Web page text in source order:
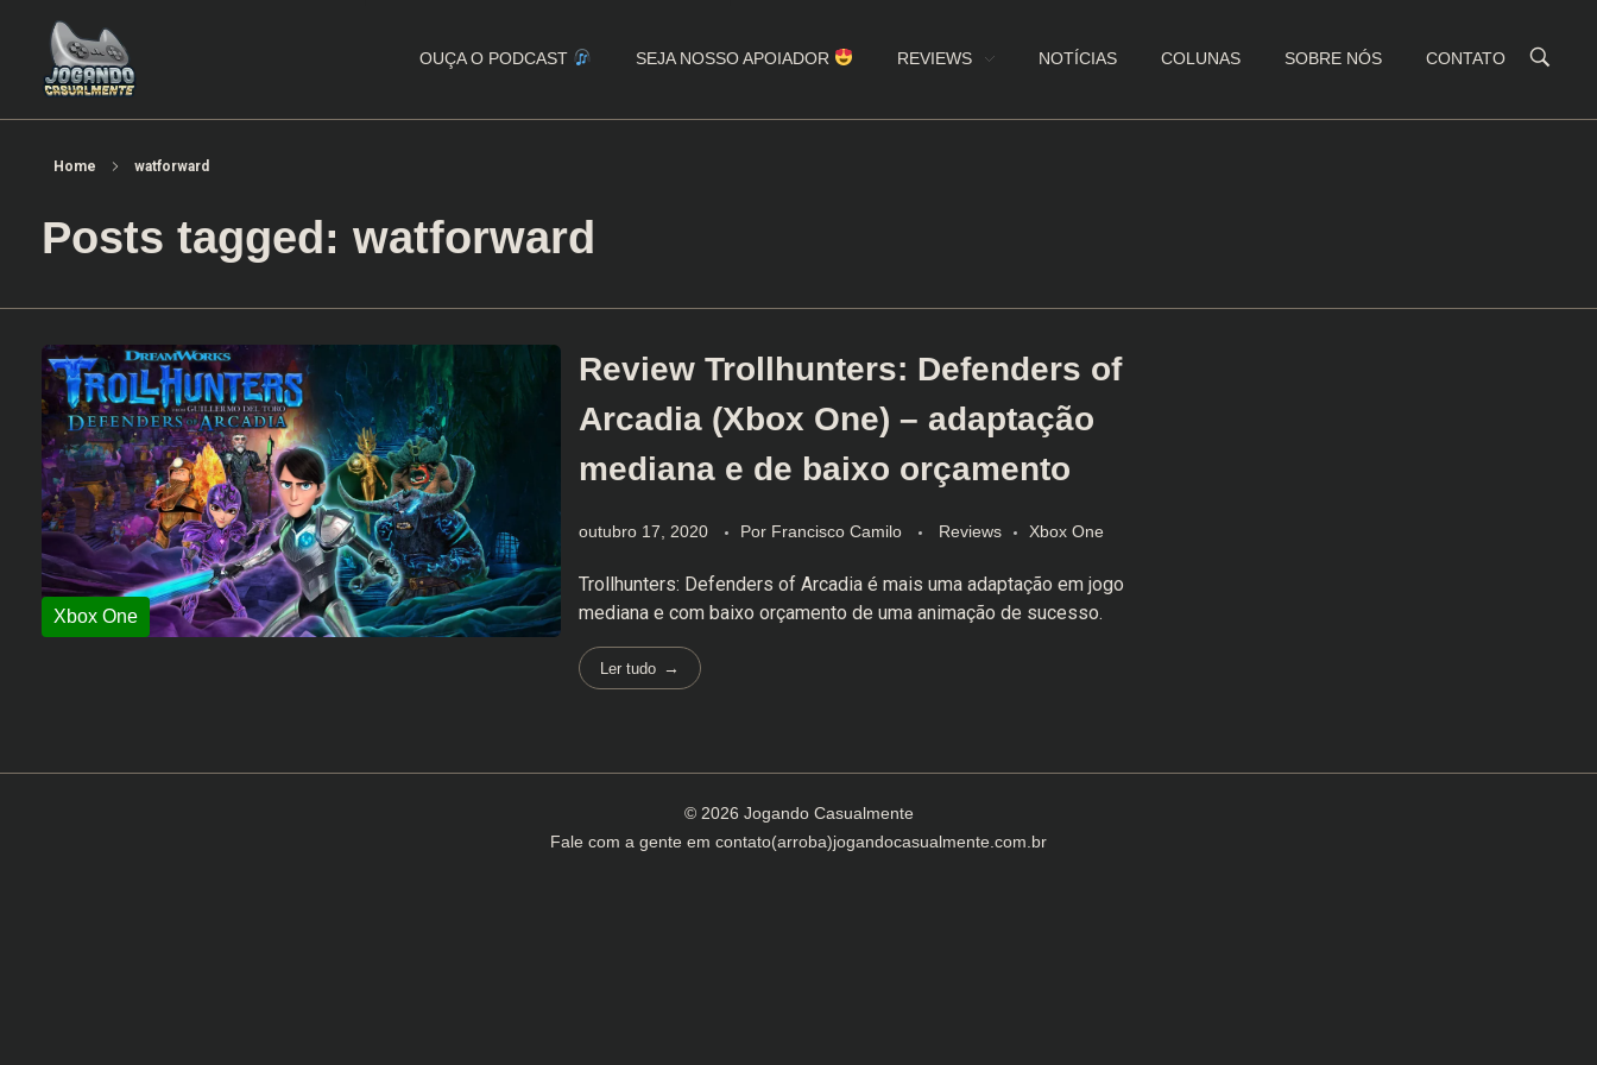
OUÇA O PODCAST SEJA NOSSO APOIADOR REVIEWS NOTÍCIAS COLUNAS SOBRE NÓS CONTATO
Home watforward
Posts tagged: watforward
Review Trollhunters: Defenders of
Arcadia (Xbox One) – adaptação
mediana e de baixo orçamento
outubro 17, 2020 Por Francisco Camilo Reviews Xbox One
Trollhunters: Defenders of Arcadia é mais uma adaptação em jogo
mediana e com baixo orçamento de uma animação de sucesso.
Ler tudo
© 2026 Jogando Casualmente
Fale com a gente em contato(arroba)jogandocasualmente.com.br